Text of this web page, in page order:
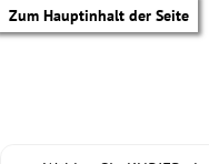
Zum Hauptinhalt der Seite